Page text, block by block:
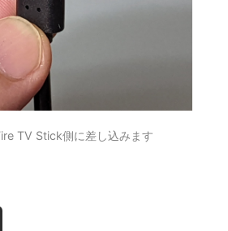
TV Stick側に差し込みます